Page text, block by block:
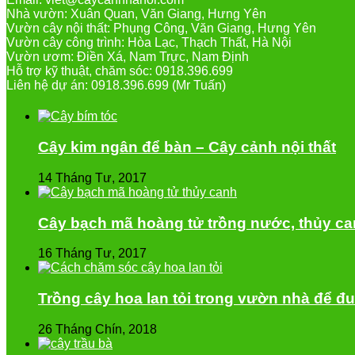
Nhà vườn: Xuân Quan, Văn Giang, Hưng Yên
Vườn cây nội thất: Phụng Công, Văn Giang, Hưng Yên
Vườn cây công trình: Hòa Lạc, Thạch Thất, Hà Nội
Vườn ươm: Điền Xá, Nam Trực, Nam Định
Hỗ trợ kỹ thuật, chăm sóc: 0918.396.699
Liên hệ dự án: 0918.396.699 (Mr Tuấn)
Cây kim ngân để bàn – Cây cảnh nội thất
14 Tháng Tư, 2017
Cây bạch mã hoàng tử trồng nước, thủy
16 Tháng Tư, 2017
Trồng cây hoa lan tỏi trong vườn nhà để
26 Tháng Chín, 2018